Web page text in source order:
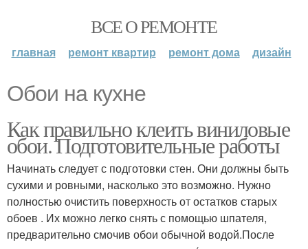
ВСЕ О РЕМОНТЕ
главная ремонт квартир ремонт дома дизайн
Обои на кухне
Как правильно клеить виниловые
обои. Подготовительные работы
Начинать следует с подготовки стен. Они должны быть
сухими и ровными, насколько это возможно. Нужно
полностью очистить поверхность от остатков старых
обоев . Их можно легко снять с помощью шпателя,
предварительно смочив обои обычной водой.После